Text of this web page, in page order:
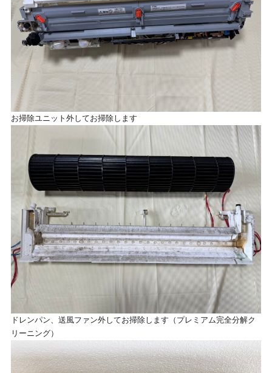
お掃除ユニット外してお掃除します
ドレンパン、送風ファン外してお掃除します（プレミアム完全分解ク
リーニング）